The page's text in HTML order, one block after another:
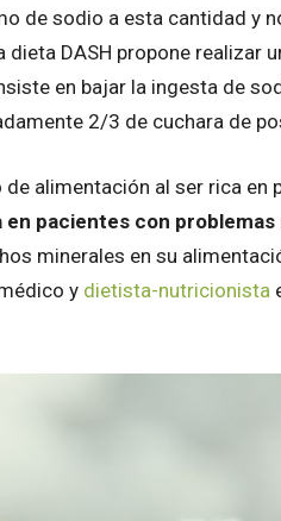
de sodio a esta cantidad y
DASH propone realizar
en bajar la ingesta de
2/3 de cuchara de
alimentación al ser rica en
pacientes con problemas
minerales en su
y dietista-nutricionista